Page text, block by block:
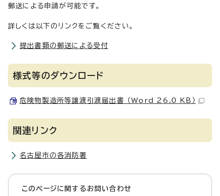
郵送による申請が可能です。
詳しくは以下のリンクをご覧ください。
提出書類の郵送による受付
様式等のダウンロード
危険物製造所等譲渡引渡届出書 （Word 26.0 KB）
関連リンク
名古屋市の各消防署
このページに関する お問い合わせ